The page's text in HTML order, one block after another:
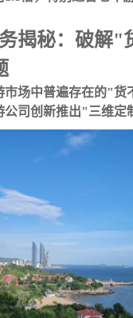
揭秘：破解"
场中普遍存在的"货
公司创新推出"三维定